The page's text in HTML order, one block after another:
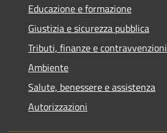
Educazione e formazione
Giustizia e sicurezza pubblica
Tributi, finanze e contravvenzioni
Ambiente
Salute, benessere e assistenza
Autorizzazioni